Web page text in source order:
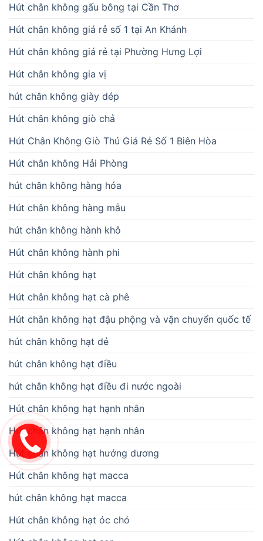
Hút chân không gấu bông tại Cần Thơ
Hút chân không giá rẻ số 1 tại An Khánh
Hút chân không giá rẻ tại Phường Hưng Lợi
Hút chân không gia vị
hút chân không giày dép
Hút chân không giò chả
Hút Chân Không Giò Thủ Giá Rẻ Số 1 Biên Hòa
Hút chân không Hải Phòng
hút chân không hàng hóa
Hút chân không hàng mẫu
hút chân không hành khô
Hút chân không hành phi
Hút chân không hạt
Hút chân không hạt cà phê
Hút chân không hạt đậu phộng và vận chuyển quốc tế
hút chân không hạt dẻ
hút chân không hạt điều
hút chân không hạt điều đi nước ngoài
Hút chân không hạt hạnh nhân
Hút chân không hạt hạnh nhân
Hút chân không hạt hướng dương
Hút chân không hạt macca
hút chân không hạt macca
Hút chân không hạt óc chó